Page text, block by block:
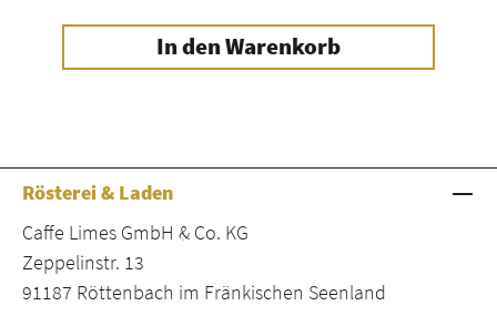
In den Warenkorb
Rösterei & Laden
Caffe Limes GmbH & Co. KG
Zeppelinstr. 13
91187 Röttenbach im Fränkischen Seenland